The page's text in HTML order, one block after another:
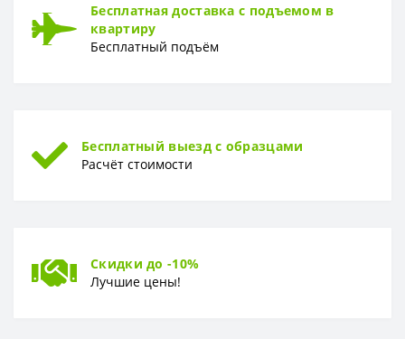
НАЛИЧИЕ ФАСКИ
ФОРМА
Бесплатная доставка с подъемом в
квартиру
Бесплатный подъём
Бесплатный выезд с образцами
Расчёт стоимости
Скидки до -10%
Лучшие цены!